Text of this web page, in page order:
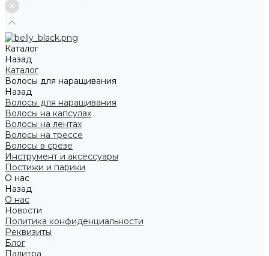
Каталог
Назад
Каталог
Волосы для наращивания
Назад
Волосы для наращивания
Волосы на капсулах
Волосы на лентах
Волосы на трессе
Волосы в срезе
Инструмент и аксессуары
Постижи и парики
О нас
Назад
О нас
Новости
Политика конфиденциальности
Реквизиты
Блог
Палитра